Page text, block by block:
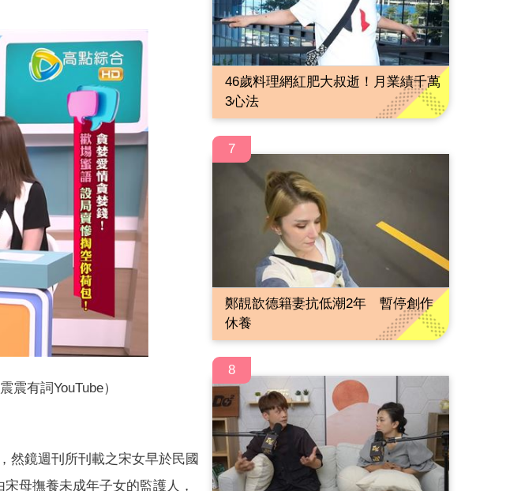
有詞YouTube）
然鏡週刊所刊載之宋女早於民國
母撫養未成年子女的監護人，
46歲料理網紅肥大叔逝！月業績千萬
3心法
7
鄭靚歆德籍妻抗低潮2年 暫停創作
休養
8